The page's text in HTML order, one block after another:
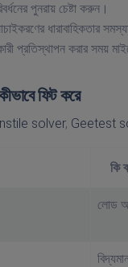
পুনরায় চেষ্টা করুন।
ধারাবাহিকতার
প্রতিস্থাপন করার সময়
ফিট করে
solver, Geetest
কি
লোড